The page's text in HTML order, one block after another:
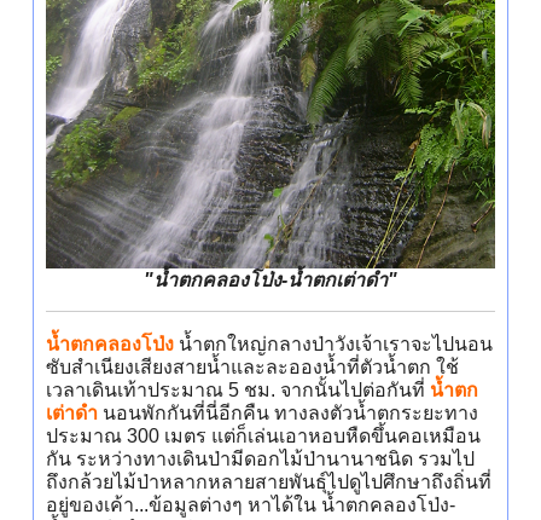
"น้ำตกคลองโป่ง-น้ำตกเต่าดำ"
น้ำตกคลองโป่งน้ำตกใหญ่กลางป่าวังเจ้าเราจะไปนอน
ซับสำเนียงเสียงสายน้ำและละอองน้ำที่ตัวน้ำตก ใช้
เวลาเดินเท้าประมาณ 5 ชม. จากนั้นไปต่อกันที่ น้ำตก
เต่าดำนอนพักกันที่นี่อีกคืน ทางลงตัวน้ำตกระยะทาง
ประมาณ 300 เมตร แต่ก็เล่นเอาหอบหืดขึ้นคอเหมือน
กัน ระหว่างทางเดินป่ามีดอกไม้ป่านานาชนิด รวมไป
ถึงกล้วยไม้ป่าหลากหลายสายพันธุ์ไปดูไปศึกษาถึงถิ่นที่
อยู่ของเค้า...ข้อมูลต่างๆ หาได้ใน น้ำตกคลองโป่ง-